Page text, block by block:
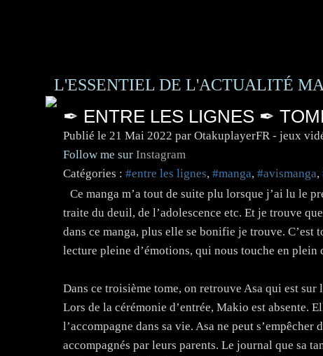
L'ESSENTIEL DE L'ACTUALITÉ
✒ ENTRE LES LIGNES ✒
Publié le 21 Mai 2022 par OtakuplayerFR - jeux
Follow me sur Instagram
Catégories : #entre les lignes, #manga, #avismanga,
Ce manga m’a tout de suite plu lorsque j’ai lu le
traite du deuil, de l’adolescence etc. Et je trouve
dans ce manga, plus elle se bonifie je trouve. C’est
lecture pleine d’émotions, qui nous touche en
Dans ce troisième tome, on retrouve Asa qui est
Lors de la cérémonie d’entrée, Makio est absente.
l’accompagne dans sa vie. Asa ne peut
accompagnés par leurs parents. Le journal que sa